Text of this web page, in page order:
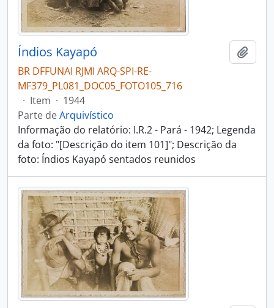
Índios Kayapó
BR DFFUNAI RJMI ARQ-SPI-RE-
MF379_PL081_DOC05_FOTO105_716
· Item · 1944
Parte deArquivístico
Informação do relatório: I.R.2 - Pará - 1942; Legenda
da foto: "[Descrição do item 101]"; Descrição da
foto: Índios Kayapó sentados reunidos